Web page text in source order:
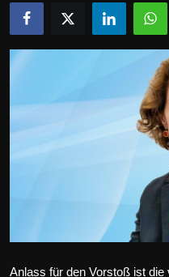
Lifestyle & Gesellschaft
Tech & IT-Security
Wissenschaft &
Anlass für den Vorstoß ist